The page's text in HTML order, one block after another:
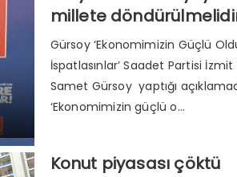
millete
Gürsoy ‘Ekonomimizin Güçlü
İspatlasınlar’ Saadet Partisi İzmit
Samet Gürsoy yaptığı
‘Ekonomimizin güçlü o...
Konut piyasası çöktü